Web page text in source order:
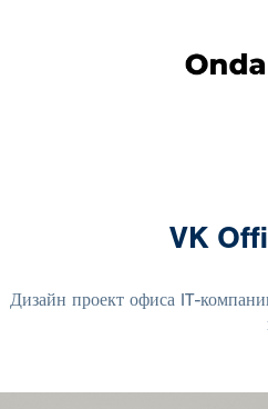
VK
Дизайн проект офиса IT-